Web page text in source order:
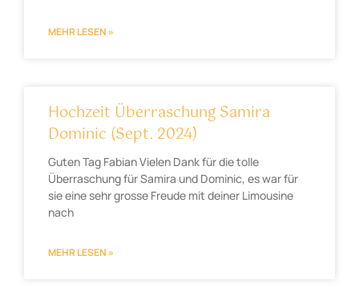
MEHR LESEN »
Hochzeit Überraschung Samira
Dominic (Sept. 2024)
Guten Tag Fabian Vielen Dank für die tolle
Überraschung für Samira und Dominic, es war für
sie eine sehr grosse Freude mit deiner Limousine
nach
MEHR LESEN »